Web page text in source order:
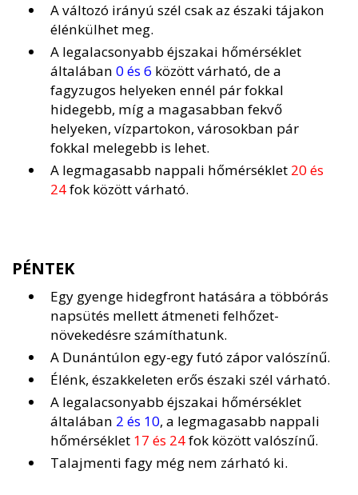
A változó irányú szél csak az északi tájakon
élénkülhet meg.
A legalacsonyabb éjszakai hőmérséklet
általában 0 és 6 között várható, de a
fagyzugos helyeken ennél pár fokkal
hidegebb, míg a magasabban fekvő
helyeken, vízpartokon, városokban pár
fokkal melegebb is lehet.
A legmagasabb nappali hőmérséklet 20 és
24fok között várható.
PÉNTEK
Egy gyenge hidegfront hatására a többórás
napsütés mellett átmeneti felhőzet-
növekedésre számíthatunk.
A Dunántúlon egy-egy futó zápor valószínű.
Élénk, északkeleten erős északi szél várható.
A legalacsonyabb éjszakai hőmérséklet
általában 2 és 10, a legmagasabb nappali
hőmérséklet 17 és 24fok között valószínű.
Talajmenti fagy még nem zárható ki.